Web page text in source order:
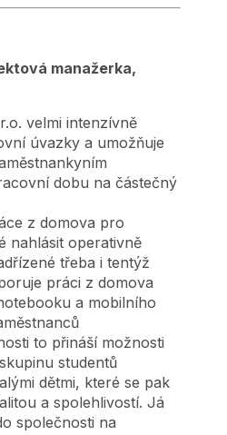
manažerka,
velmi intenzívně
úvazky a umožňuje
dobu na částečný
z domova pro
nahlásit operativně
třeba i tentýž
práci z domova
a mobilního
to přináší možnosti
studentů
dětmi, které se pak
a spolehlivostí. Já
společnosti na